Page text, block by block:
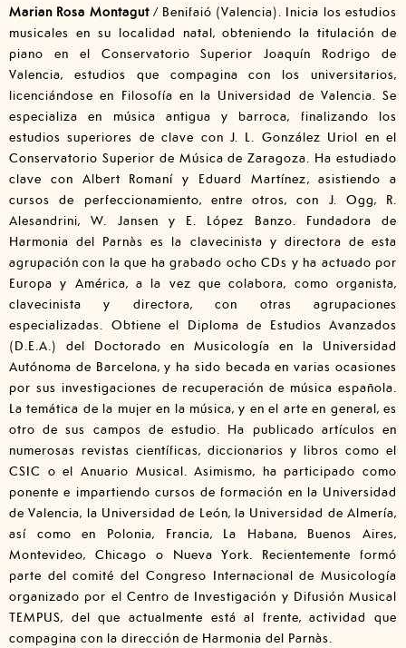
Marian Rosa Montagut/ Benifaió (Valencia). Inicia los estudios
musicales en su localidad natal, obteniendo la titulación de
piano en el Conservatorio Superior Joaquín Rodrigo de
Valencia, estudios que compagina con los universitarios,
licenciándose en Filosofía en la Universidad de Valencia. Se
especializa en música antigua y barroca, finalizando los
estudios superiores de clave con J. L. González Uriol en el
Conservatorio Superior de Música de Zaragoza. Ha estudiado
clave con Albert Romaní y Eduard Martínez, asistiendo a
cursos de perfeccionamiento, entre otros, con J. Ogg, R.
Alesandrini, W. Jansen y E. López Banzo. Fundadora de
Harmonia del Parnàs es la clavecinista y directora de esta
agrupación con la que ha grabado ocho CDs y ha actuado por
Europa y América, a la vez que colabora, como organista,
clavecinista y directora, con otras agrupaciones
especializadas. Obtiene el Diploma de Estudios Avanzados
(D.E.A.) del Doctorado en Musicología en la Universidad
Autónoma de Barcelona, y ha sido becada en varias ocasiones
por sus investigaciones de recuperación de música española.
La temática de la mujer en la música, y en el arte en general, es
otro de sus campos de estudio. Ha publicado artículos en
numerosas revistas científicas, diccionarios y libros como el
CSIC o el Anuario Musical. Asimismo, ha participado como
ponente e impartiendo cursos de formación en la Universidad
de Valencia, la Universidad de León, la Universidad de Almería,
así como en Polonia, Francia, La Habana, Buenos Aires,
Montevideo, Chicago o Nueva York. Recientemente formó
parte del comité del Congreso Internacional de Musicología
organizado por el Centro de Investigación y Difusión Musical
TEMPUS, del que actualmente está al frente, actividad que
compagina con la dirección de Harmonia del Parnàs.